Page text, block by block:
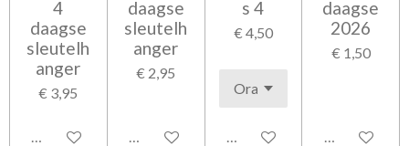
4
daagse
sleutelh
anger
€ 3,95
Bekijk details
daagse
sleutelh
anger
€ 2,95
In winkelwagen
s 4
€ 4,50
In winkelwagen
daagse
2026
€ 1,50
In